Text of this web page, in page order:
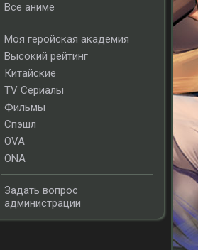
Все аниме
Моя геройская академия
Высокий рейтинг
Китайские
TV Сериалы
Фильмы
Спэшл
OVA
ONA
Задать вопрос
администрации